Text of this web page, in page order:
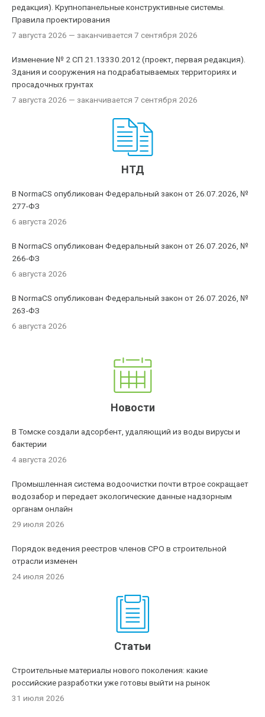
редакция). Крупнопанельные конструктивные системы.
Правила проектирования
7 августа 2026 — заканчивается 7 сентября 2026
Изменение № 2 СП 21.13330.2012 (проект, первая редакция).
Здания и сооружения на подрабатываемых территориях и
просадочных грунтах
7 августа 2026 — заканчивается 7 сентября 2026
НТД
В NormaCS опубликован Федеральный закон от 26.07.2026, №
277-ФЗ
6 августа 2026
В NormaCS опубликован Федеральный закон от 26.07.2026, №
266-ФЗ
6 августа 2026
В NormaCS опубликован Федеральный закон от 26.07.2026, №
263-ФЗ
6 августа 2026
Новости
В Томске создали адсорбент, удаляющий из воды вирусы и
бактерии
4 августа 2026
Промышленная система водоочистки почти втрое сокращает
водозабор и передает экологические данные надзорным
органам онлайн
29 июля 2026
Порядок ведения реестров членов СРО в строительной
отрасли изменен
24 июля 2026
Статьи
Строительные материалы нового поколения: какие
российские разработки уже готовы выйти на рынок
31 июля 2026